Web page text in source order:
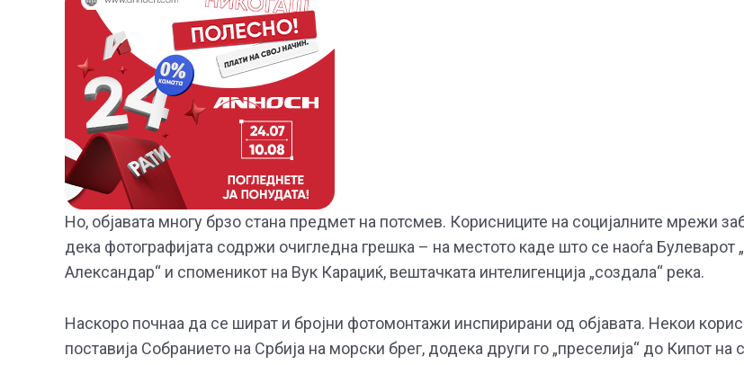
Но, објавата многу брзо стана предмет на потсмев. Корисниците на социјалните мрежи
дека фотографијата содржи очигледна грешка – на местото каде што се наоѓа Булеварот
Александар“ и споменикот на Вук Караџиќ, вештачката интелигенција „создала“ река.
Наскоро почнаа да се шират и бројни фотомонтажи инспирирани од објавата. Некои
поставија Собранието на Србија на морски брег, додека други го „преселија“ до Кипот на